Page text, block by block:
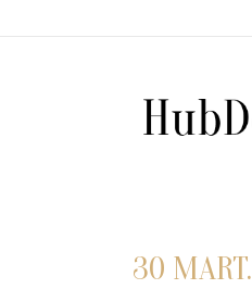
30 MART.